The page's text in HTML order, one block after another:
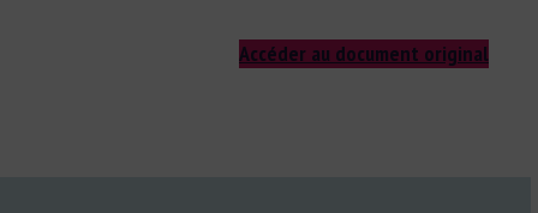
Accéder au document original